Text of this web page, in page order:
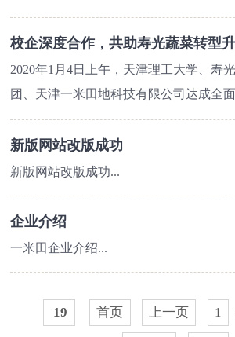
本期小编继续带你了解，
想知道它是什么吗？拿好小本本，小编
校企深度合作，共助寿光蔬菜转型
2020年1月4日上午，天津理工大学、寿
团、天津一米田地科技有限公司达成全
对蔬菜标准化种植与物联网、大数据、
合的问...
新版网站改版成功
新版网站改版成功...
企业介绍
一米田企业介绍...
19 首页 上一页 1